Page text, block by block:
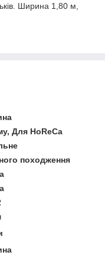
Ширина 1,80 м,
Для HoReCa
походження